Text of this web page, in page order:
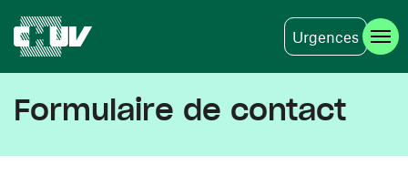
Urgences
Formulaire de contact